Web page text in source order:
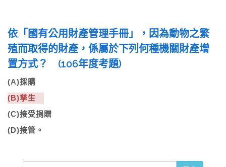
依「國有公用財產管理手冊」，因為動物之繁
殖而取得的財產，係屬於下列何種機關財產增
置方式？ (106年度考題)
(A)採購
(B)孳生
(C)接受捐贈
(D)接管。